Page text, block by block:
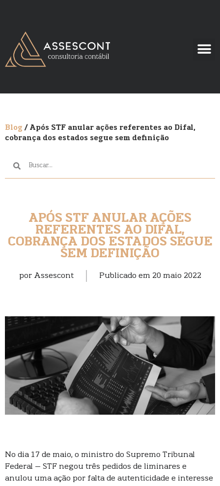
Blog/ Após STF anular ações referentes ao Difal,
cobrança dos estados segue sem definição
APÓS STF ANULAR AÇÕES
REFERENTES AO DIFAL,
COBRANÇA DOS ESTADOS SEGUE
SEM DEFINIÇÃO
por Assescont Publicado em 20 maio 2022
No dia 17 de maio, o ministro do Supremo Tribunal
Federal – STF negou três pedidos de liminares e
anulou uma ação por falta de autenticidade e interesse